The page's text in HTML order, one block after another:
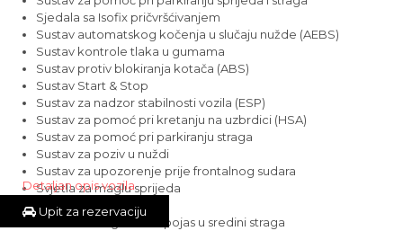
Sjedala sa Isofix pričvršćivanjem
Sustav automatskog kočenja u slučaju nužde (AEBS)
Sustav kontrole tlaka u gumama
Sustav protiv blokiranja kotača (ABS)
Sustav Start & Stop
Sustav za nadzor stabilnosti vozila (ESP)
Sustav za pomoć pri kretanju na uzbrdici (HSA)
Sustav za pomoć pri parkiranju straga
Sustav za poziv u nuždi
Sustav za upozorenje prije frontalnog sudara
Svjetla za maglu sprijeda
Treće kočiono svjetlo
Tritočkovni sigurnosni pojas u sredini straga
Detaljan opis vozila
Upit za rezervaciju